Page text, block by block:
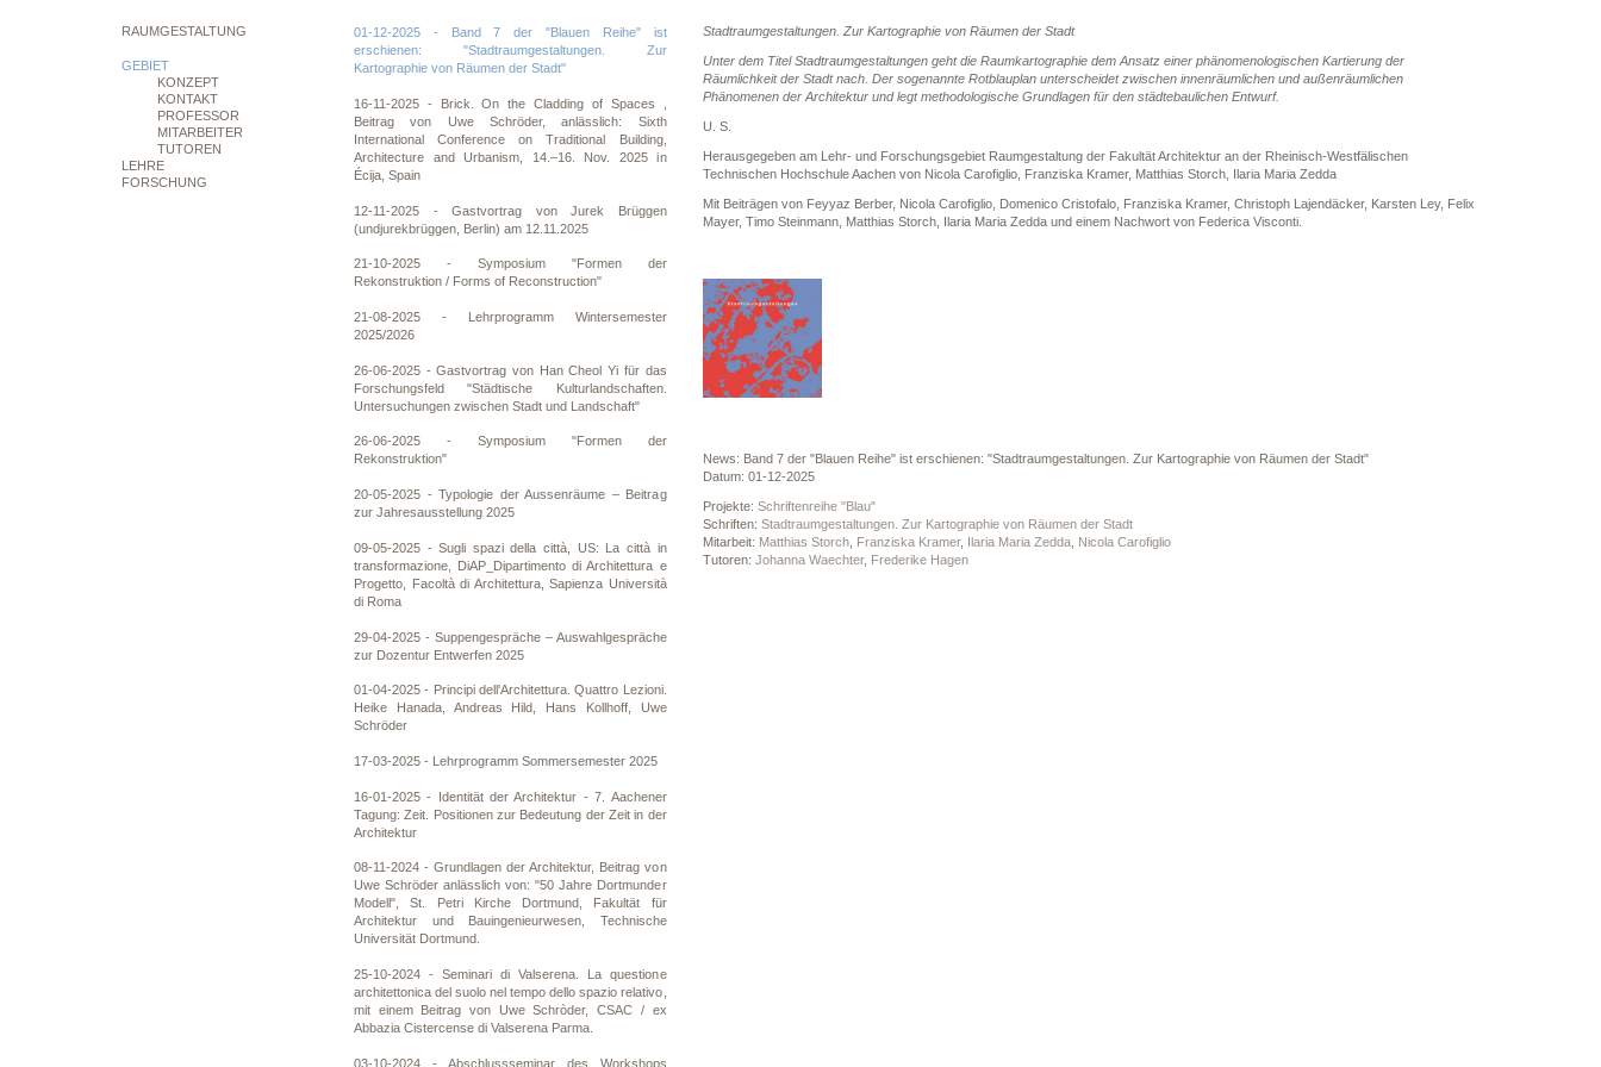
RAUMGESTALTUNG
GEBIET
KONZEPT
KONTAKT
PROFESSOR
MITARBEITER
TUTOREN
LEHRE
FORSCHUNG
01-12-2025 - Band 7 der "Blauen Reihe" ist
erschienen: "Stadtraumgestaltungen. Zur
Kartographie von Räumen der Stadt"
16-11-2025 - Brick. On the Cladding of Spaces ,
Beitrag von Uwe Schröder, anlässlich: Sixth
International Conference on Traditional Building,
Architecture and Urbanism, 14.–16. Nov. 2025 in
Écija, Spain
12-11-2025 - Gastvortrag von Jurek Brüggen
(undjurekbrüggen, Berlin) am 12.11.2025
21-10-2025 - Symposium "Formen der
Rekonstruktion / Forms of Reconstruction"
21-08-2025 - Lehrprogramm Wintersemester
2025/2026
26-06-2025 - Gastvortrag von Han Cheol Yi für das
Forschungsfeld "Städtische Kulturlandschaften.
Untersuchungen zwischen Stadt und Landschaft"
26-06-2025 - Symposium "Formen der
Rekonstruktion"
20-05-2025 - Typologie der Aussenräume – Beitrag
zur Jahresausstellung 2025
09-05-2025 - Sugli spazi della città, US: La città in
transformazione, DiAP_Dipartimento di Architettura e
Progetto, Facoltà di Architettura, Sapienza Università
di Roma
29-04-2025 - Suppengespräche – Auswahlgespräche
zur Dozentur Entwerfen 2025
01-04-2025 - Principi dell'Architettura. Quattro Lezioni.
Heike Hanada, Andreas Hild, Hans Kollhoff, Uwe
Schröder
17-03-2025 - Lehrprogramm Sommersemester 2025
16-01-2025 - Identität der Architektur - 7. Aachener
Tagung: Zeit. Positionen zur Bedeutung der Zeit in der
Architektur
08-11-2024 - Grundlagen der Architektur, Beitrag von
Uwe Schröder anlässlich von: "50 Jahre Dortmunder
Modell", St. Petri Kirche Dortmund, Fakultät für
Architektur und Bauingenieurwesen, Technische
Universität Dortmund.
25-10-2024 - Seminari di Valserena. La questione
architettonica del suolo nel tempo dello spazio relativo,
mit einem Beitrag von Uwe Schròder, CSAC / ex
Abbazia Cistercense di Valserena Parma.
03-10-2024 - Abschlussseminar des Workshops
Stadtraumgestaltungen. Zur Kartographie von Räumen der Stadt
Unter dem Titel Stadtraumgestaltungen geht die Raumkartographie dem Ansatz einer phänomenologischen Kartierung der
Räumlichkeit der Stadt nach. Der sogenannte Rotblauplan unterscheidet zwischen innenräumlichen und außenräumlichen
Phänomenen der Architektur und legt methodologische Grundlagen für den städtebaulichen Entwurf.
U. S.
Herausgegeben am Lehr- und Forschungsgebiet Raumgestaltung der Fakultät Architektur an der Rheinisch-Westfälischen
Technischen Hochschule Aachen von Nicola Carofiglio, Franziska Kramer, Matthias Storch, Ilaria Maria Zedda
Mit Beiträgen von Feyyaz Berber, Nicola Carofiglio, Domenico Cristofalo, Franziska Kramer, Christoph Lajendäcker, Karsten Ley, Felix
Mayer, Timo Steinmann, Matthias Storch, Ilaria Maria Zedda und einem Nachwort von Federica Visconti.
News: Band 7 der "Blauen Reihe" ist erschienen: "Stadtraumgestaltungen. Zur Kartographie von Räumen der Stadt"
Datum: 01-12-2025
Projekte: Schriftenreihe "Blau"
Schriften: Stadtraumgestaltungen. Zur Kartographie von Räumen der Stadt
Mitarbeit: Matthias Storch, Franziska Kramer, Ilaria Maria Zedda, Nicola Carofiglio
Tutoren: Johanna Waechter, Frederike Hagen